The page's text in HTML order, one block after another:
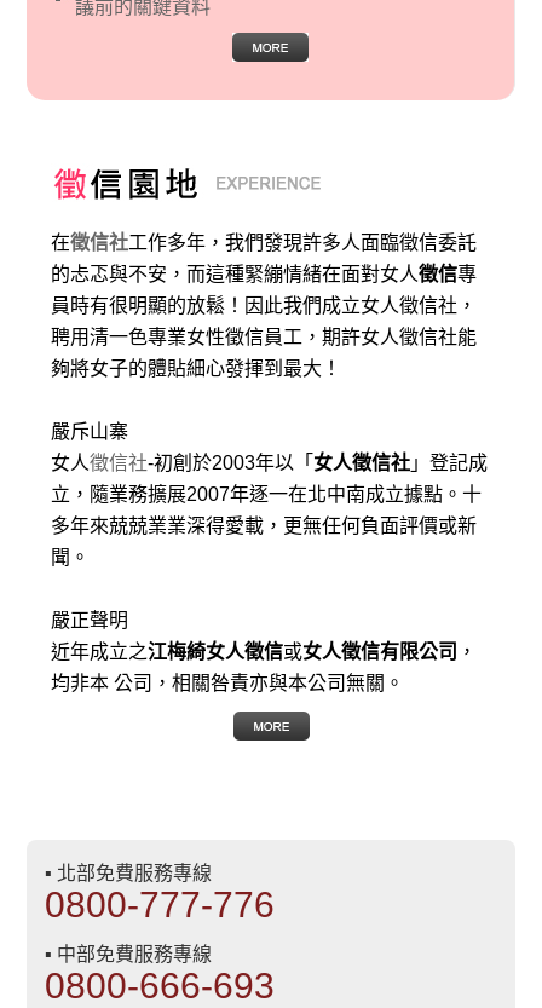
議前的關鍵資料
在徵信社工作多年，我們發現許多人面臨徵信委託
的忐忑與不安，而這種緊繃情緒在面對女人徵信專
員時有很明顯的放鬆！因此我們成立女人徵信社，
聘用清一色專業女性徵信員工，期許女人徵信社能
夠將女子的體貼細心發揮到最大 ！
嚴斥山寨
女人徵信社-初創於2003年以「 女人徵信社 」登記成
立，隨業務擴展2007年逐一在北中南成立據點。十
多年來兢兢業業深得愛載，更無任何負面評價或新
聞。
嚴正聲明
近年成立之江梅綺女人徵信或女人徵信有限公司 ，
均非本 公司，相關咎責亦與本公司無關。
▪ 北部免費服務專線
0800-777-776
▪ 中部免費服務專線
0800-666-693